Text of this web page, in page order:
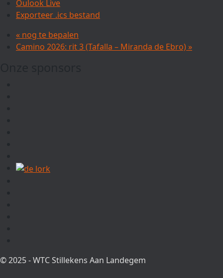
Oulook Live
Exporteer .ics bestand
« nog te bepalen
Camino 2026: rit 3 (Tafalla – Miranda de Ebro) »
© 2025 - WTC Stillekens Aan Landegem